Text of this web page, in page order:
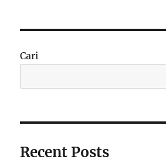
Cari
Recent Posts